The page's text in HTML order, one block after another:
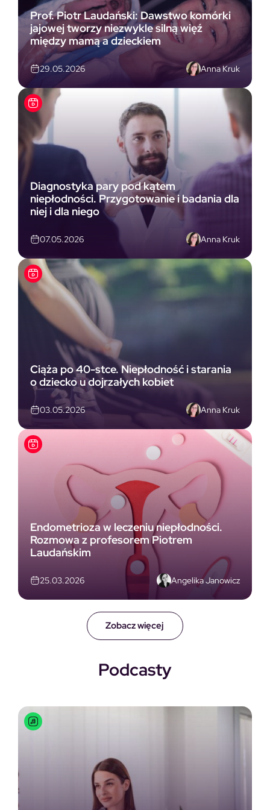
Zobacz więcej
Prof. Piotr Laudański: Dawstwo komórki
jajowej tworzy niezwykle silną więź
między mamą a dzieckiem
29.05.2026 Anna Kruk
Diagnostyka pary pod kątem
niepłodności. Przygotowanie i badania dla
niej i dla niego
07.05.2026 Anna Kruk
Ciąża po 40-stce. Niepłodność i starania
o dziecko u dojrzałych kobiet
03.05.2026 Anna Kruk
Endometrioza w leczeniu niepłodności.
Rozmowa z profesorem Piotrem
Laudańskim
25.03.2026 Angelika Janowicz
Podcasty